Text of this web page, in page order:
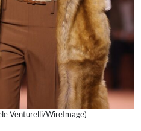
Venturelli/WireImage)